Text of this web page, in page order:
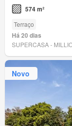
574 m²
Terraço
Há 20 dias
SUPERCASA -
Novo